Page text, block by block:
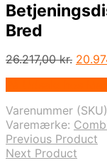
Bred
26.217,00kr. Den
Varenummer
Varemærke:
Previous Product
Next Product